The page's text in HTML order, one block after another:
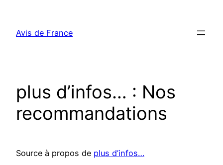
contenu
Avis de France
plus d’infos… : Nos
recommandations
Source à propos de plus d’infos…